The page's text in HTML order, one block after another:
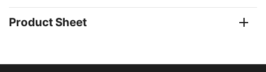
Product Sheet